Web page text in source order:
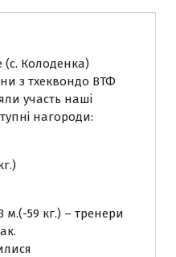
(с. Колоденка)
з тхеквондо ВТФ
участь наші
нагороди:
59 кг.) – тренери